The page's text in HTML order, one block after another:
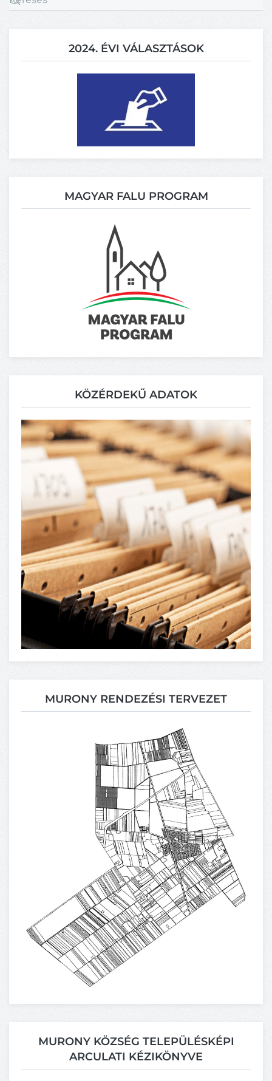
2024. ÉVI VÁLASZTÁSOK
MAGYAR FALU PROGRAM
KÖZÉRDEKŰ ADATOK
MURONY RENDEZÉSI TERVEZET
MURONY KÖZSÉG TELEPÜLÉSKÉPI
ARCULATI KÉZIKÖNYVE